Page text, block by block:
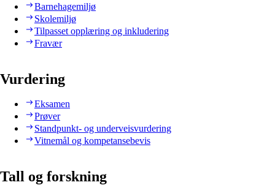
Barnehagemiljø
Skolemiljø
Tilpasset opplæring og inkludering
Fravær
Vurdering
Eksamen
Prøver
Standpunkt- og underveisvurdering
Vitnemål og kompetansebevis
Tall og forskning